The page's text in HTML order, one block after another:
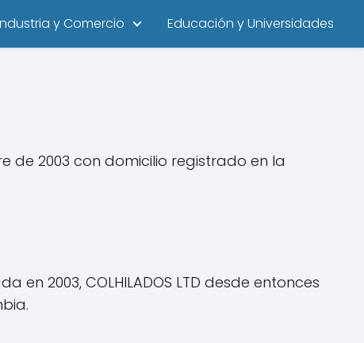
y Comercio Educación y Universidades
de 2003 con domicilio registrado en la
2003, COLHILADOS LTD desde entonces